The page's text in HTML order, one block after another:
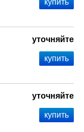
уточняйте
уточняйте